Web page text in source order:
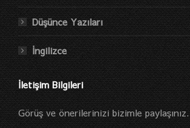
Düşünce Yazıları
İngilizce
İletişim Bilgileri
Görüş ve önerilerinizi bizimle paylaşınız.